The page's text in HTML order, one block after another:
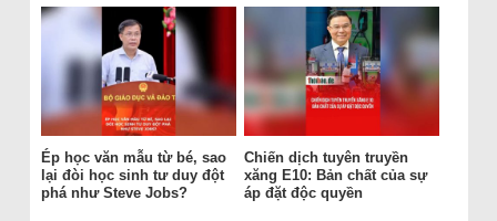
Ép học văn mẫu từ bé, sao
lại đòi học sinh tư duy đột
phá như Steve Jobs?
Chiến dịch tuyên truyền
xăng E10: Bản chất của sự
áp đặt độc quyền